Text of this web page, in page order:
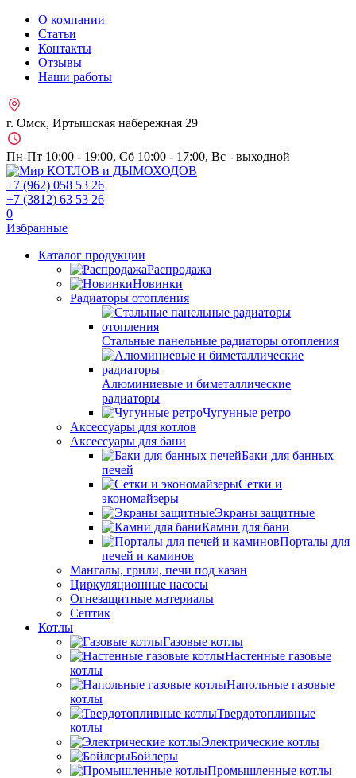
О компании
Статьи
Контакты
Отзывы
Наши работы
г. Омск, Иртышская набережная 29
Пн-Пт 10:00 - 19:00, Сб 10:00 - 17:00, Вс - выходной
+7 (962) 058 53 26
+7 (3812) 63 53 26
0
Избранные
Каталог продукции
Распродажа
Новинки
Радиаторы отопления
Стальные панельные радиаторы отопления
Алюминиевые и биметаллические
радиаторы
Чугунные ретро
Аксессуары для котлов
Аксессуары для бани
Баки для банных
печей
Сетки и
экономайзеры
Экраны защитные
Камни для бани
Порталы для
печей и каминов
Мангалы, грили, печи под казан
Циркуляционные насосы
Огнезащитные материалы
Септик
Котлы
Газовые котлы
Настенные газовые
котлы
Напольные газовые
котлы
Твердотопливные
котлы
Электрические котлы
Бойлеры
Промышленные котлы